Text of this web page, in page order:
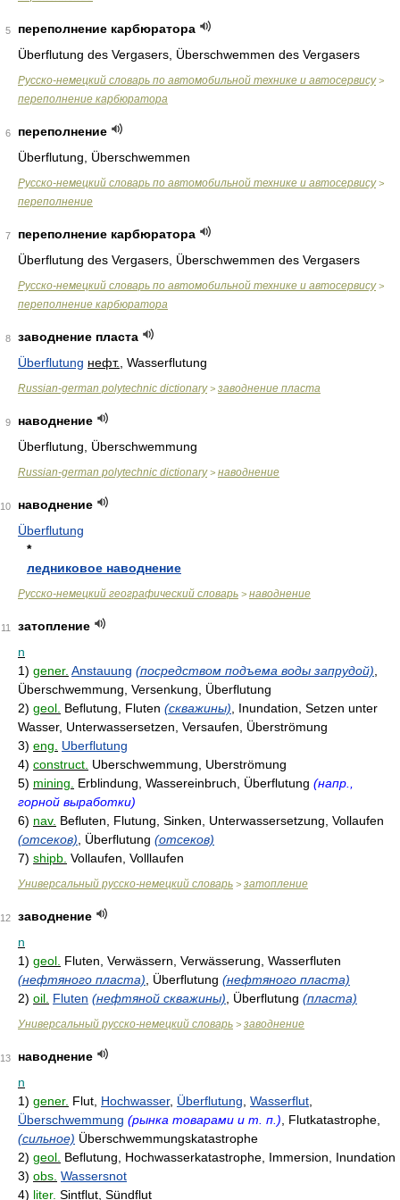
5
переполнение карбюратора
Überflutung des Vergasers, Überschwemmen des Vergasers
Русско-немецкий словарь по автомобильной технике и автосервису>
переполнение карбюратора
6
переполнение
Überflutung, Überschwemmen
Русско-немецкий словарь по автомобильной технике и автосервису>
переполнение
7
переполнение карбюратора
Überflutung des Vergasers, Überschwemmen des Vergasers
Русско-немецкий словарь по автомобильной технике и автосервису>
переполнение карбюратора
8
заводнение пласта
Überflutung нефт. , Wasserflutung
Russian-german polytechnic dictionary> заводнение пласта
9
наводнение
Überflutung, Überschwemmung
Russian-german polytechnic dictionary> наводнение
10
наводнение
Überflutung
*
ледниковое наводнение
Русско-немецкий географический словарь > наводнение
11
затопление
n
1) gener. Anstauung (посредством подъема воды запрудой)
Überschwemmung, Versenkung, Überflutung
2) geol. Beflutung, Fluten (скважины) , Inundation, Setzen unter
Wasser, Unterwassersetzen, Versaufen, Überströmung
3) eng.
Uberflutung
4) construct. Uberschwemmung, Uberströmung
5) mining. Erblindung, Wassereinbruch, Überflutung (напр.,
горной выработки)
6) nav. Befluten, Flutung, Sinken, Unterwassersetzung, Vollaufen
(отсеков) , Überflutung (отсеков)
7) shipb. Vollaufen, Volllaufen
Универсальный русско-немецкий словарь > затопление
12
заводнение
n
1) geol. Fluten, Verwässern, Verwässerung, Wasserfluten
(нефтяного пласта) , Überflutung (нефтяного пласта)
2) oil. Fluten (нефтяной скважины) , Überflutung (пласта)
Универсальный русско-немецкий словарь > заводнение
13
наводнение
n
1) gener. Flut, Hochwasser, Überflutung Wasserflut
Überschwemmung (рынка товарами и т. п.) , Flutkatastrophe,
(сильное) Überschwemmungskatastrophe
2) geol. Beflutung, Hochwasserkatastrophe, Immersion, Inundation
3) obs. Wassersnot
4) liter. Sintflut, Sündflut